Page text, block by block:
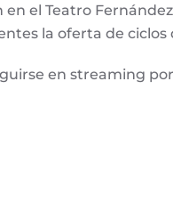
el Teatro
la oferta de ciclos
en streaming